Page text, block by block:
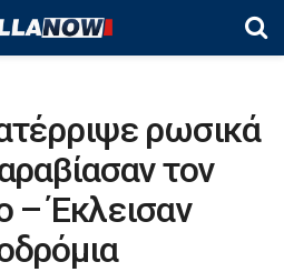
ρωσικά
τον
– Έκλεισαν